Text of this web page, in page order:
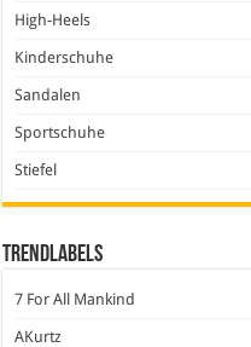
High-Heels
Kinderschuhe
Sandalen
Sportschuhe
Stiefel
Trendlabels
7 For All Mankind
AKurtz